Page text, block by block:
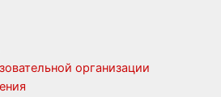
организации